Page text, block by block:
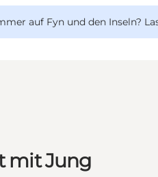
auf Fyn und den Inseln?
mit Jung